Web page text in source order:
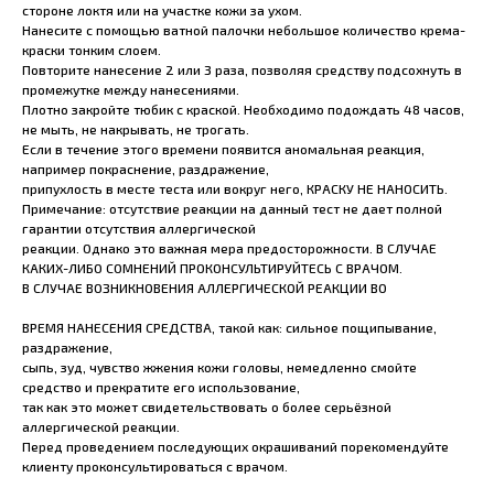
стороне локтя или на участке кожи за ухом.
Нанесите с помощью ватной палочки небольшое количество крема-
краски тонким слоем.
Повторите нанесение 2 или 3 раза, позволяя средству подсохнуть в
промежутке между нанесениями.
Плотно закройте тюбик с краской. Необходимо подождать 48 часов,
не мыть, не накрывать, не трогать.
Если в течение этого времени появится аномальная реакция,
например покраснение, раздражение,
припухлость в месте теста или вокруг него, КРАСКУ НЕ НАНОСИТЬ.
Примечание: отсутствие реакции на данный тест не дает полной
гарантии отсутствия аллергической
реакции. Однако это важная мера предосторожности. В СЛУЧАЕ
КАКИХ-ЛИБО СОМНЕНИЙ ПРОКОНСУЛЬТИРУЙТЕСЬ С ВРАЧОМ.
В СЛУЧАЕ ВОЗНИКНОВЕНИЯ АЛЛЕРГИЧЕСКОЙ РЕАКЦИИ ВО
ВРЕМЯ НАНЕСЕНИЯ СРЕДСТВА, такой как: сильное пощипывание,
раздражение,
сыпь, зуд, чувство жжения кожи головы, немедленно смойте
средство и прекратите его использование,
так как это может свидетельствовать о более серьёзной
аллергической реакции.
Перед проведением последующих окрашиваний порекомендуйте
клиенту проконсультироваться с врачом.